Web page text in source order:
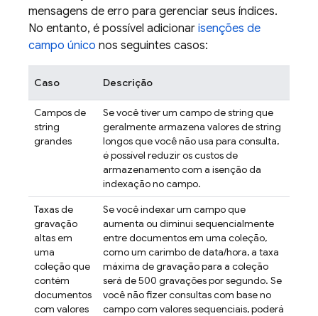
mensagens de erro para gerenciar seus índices.
No entanto, é possível adicionar isenções de
campo único nos seguintes casos:
Caso Descrição
Campos de
string
grandes
Se você tiver um campo de string que
geralmente armazena valores de string
longos que você não usa para consulta,
é possível reduzir os custos de
armazenamento com a isenção da
indexação no campo.
Taxas de
gravação
altas em
uma
coleção que
contém
documentos
com valores
Se você indexar um campo que
aumenta ou diminui sequencialmente
entre documentos em uma coleção,
como um carimbo de data/hora, a taxa
máxima de gravação para a coleção
será de 500 gravações por segundo. Se
você não fizer consultas com base no
campo com valores sequenciais, poderá